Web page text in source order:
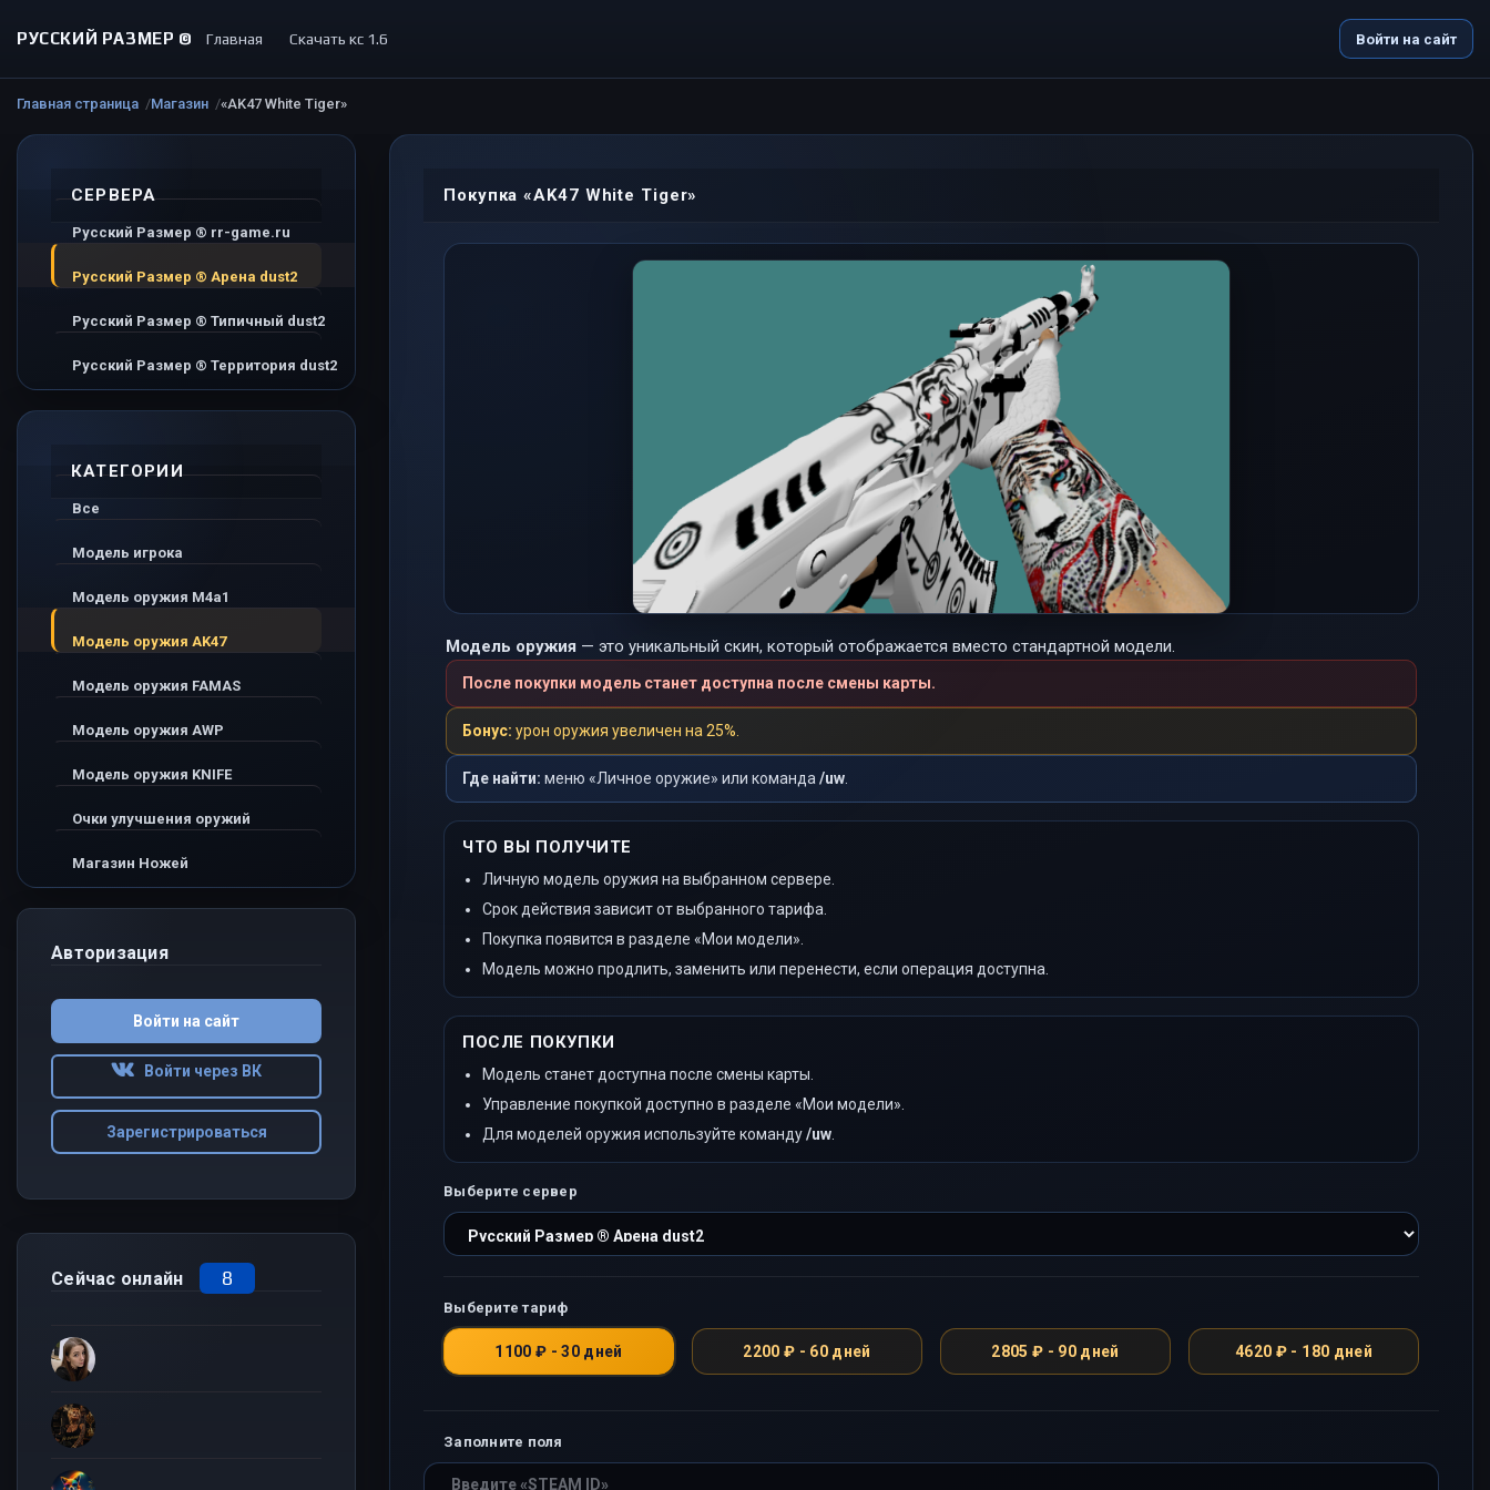
РУССКИЙ РАЗМЕР © Главная Скачать кс 1.6 Войти на сайт
Главная страница Магазин «AK47 White Tiger»
Покупка «AK47 White Tiger»
Модель оружия — это уникальный скин, который отображается вместо стандартной модели.
После покупки модель станет доступна после смены карты.
Бонус: урон оружия увеличен на 25%.
Где найти: меню «Личное оружие» или команда /uw
ЧТО ВЫ ПОЛУЧИТЕ
Личную модель оружия на выбранном сервере.
Срок действия зависит от выбранного тарифа.
Покупка появится в разделе «Мои модели».
Модель можно продлить, заменить или перенести, если операция доступна.
ПОСЛЕ ПОКУПКИ
Модель станет доступна после смены карты.
Управление покупкой доступно в разделе «Мои модели».
Для моделей оружия используйте команду/uw
Выберите сервер
Выберите тариф
1100 ₽ - 30 дней 2200 ₽ - 60 дней 2805 ₽ - 90 дней 4620 ₽ - 180 дней
Заполните поля
СЕРВЕРА
Русский Размер ® rr-game.ru
Русский Размер ® Арена dust2
Русский Размер ® Типичный dust2
Русский Размер ® Территория dust2
КАТЕГОРИИ
Все
Модель игрока
Модель оружия M4a1
Модель оружия AK47
Модель оружия FAMAS
Модель оружия AWP
Модель оружия KNIFE
Очки улучшения оружий
Магазин Ножей
Авторизация
Войти на сайт
Войти через ВК
Зарегистрироваться
Сейчас онлайн 8